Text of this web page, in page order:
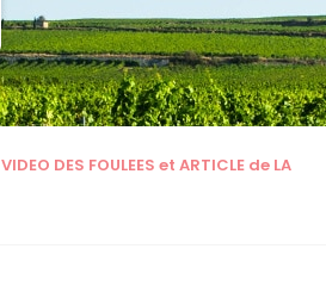
VIDEO DES FOULEES et ARTICLE de LA